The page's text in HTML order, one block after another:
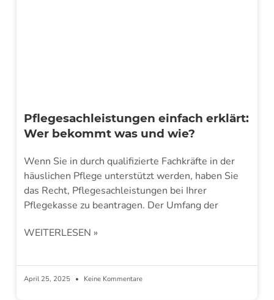
Pflegesachleistungen einfach erklärt:
Wer bekommt was und wie?
Wenn Sie in durch qualifizierte Fachkräfte in der
häuslichen Pflege unterstützt werden, haben Sie
das Recht, Pflegesachleistungen bei Ihrer
Pflegekasse zu beantragen. Der Umfang der
WEITERLESEN »
April 25, 2025 Keine Kommentare